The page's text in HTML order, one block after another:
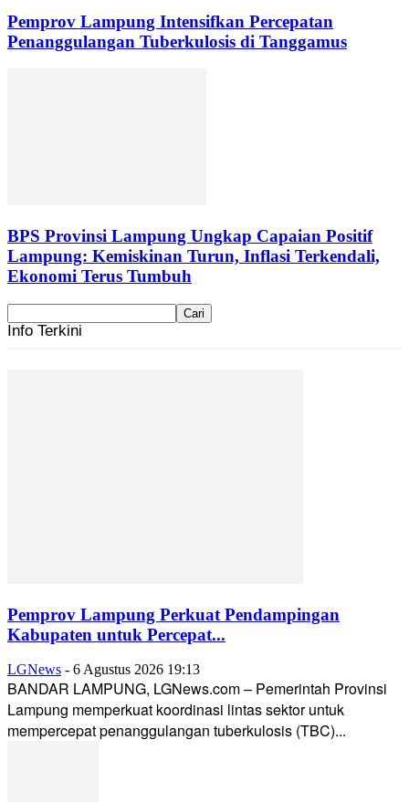
Pemprov Lampung Intensifkan Percepatan
Penanggulangan Tuberkulosis di Tanggamus
BPS Provinsi Lampung Ungkap Capaian Positif
Lampung: Kemiskinan Turun, Inflasi Terkendali,
Ekonomi Terus Tumbuh
Info Terkini
Pemprov Lampung Perkuat Pendampingan
Kabupaten untuk Percepat...
LGNews - 6 Agustus 2026 19:13
BANDAR LAMPUNG, LGNews.com – Pemerintah Provinsi
Lampung memperkuat koordinasi lintas sektor untuk
mempercepat penanggulangan tuberkulosis (TBC)...